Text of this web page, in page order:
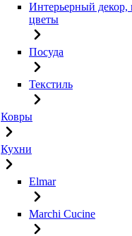
Интерьерный декор,
цветы
Посуда
Текстиль
Ковры
Кухни
Elmar
Marchi Cucine